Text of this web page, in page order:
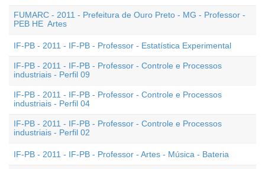
FUMARC - 2011 - Prefeitura de Ouro Preto - MG - Professor -
PEB HE  Artes
IF-PB - 2011 - IF-PB - Professor - Estatística Experimental
IF-PB - 2011 - IF-PB - Professor - Controle e Processos
industriais - Perfil 09
IF-PB - 2011 - IF-PB - Professor - Controle e Processos
industriais - Perfil 04
IF-PB - 2011 - IF-PB - Professor - Controle e Processos
industriais - Perfil 02
IF-PB - 2011 - IF-PB - Professor - Artes - Música - Bateria